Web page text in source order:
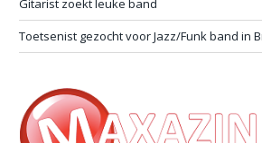
Gitarist zoekt leuke band
Toetsenist gezocht voor Jazz/Funk band in